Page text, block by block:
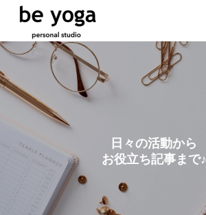
日 々の活動から
お役立ち記事ま で♪